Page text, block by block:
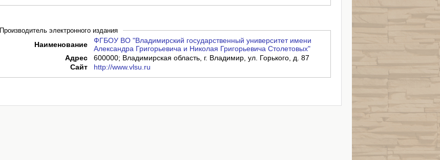
Производитель электронного издания
Наименование
ФГБОУ ВО "Владимирский государственный университет имени
Александра Григорьевича и Николая Григорьевича Столетовых"
Адрес
600000; Владимирская область, г. Владимир, ул. Горького, д. 87
Сайт
http://www.vlsu.ru